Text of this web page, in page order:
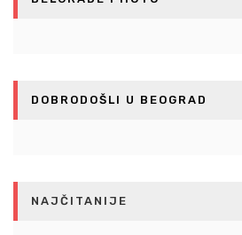
DOBRODOŠLI U BEOGRAD
NAJČITANIJE